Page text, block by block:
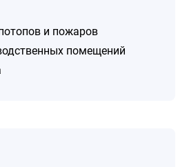
и пожаров
помещений